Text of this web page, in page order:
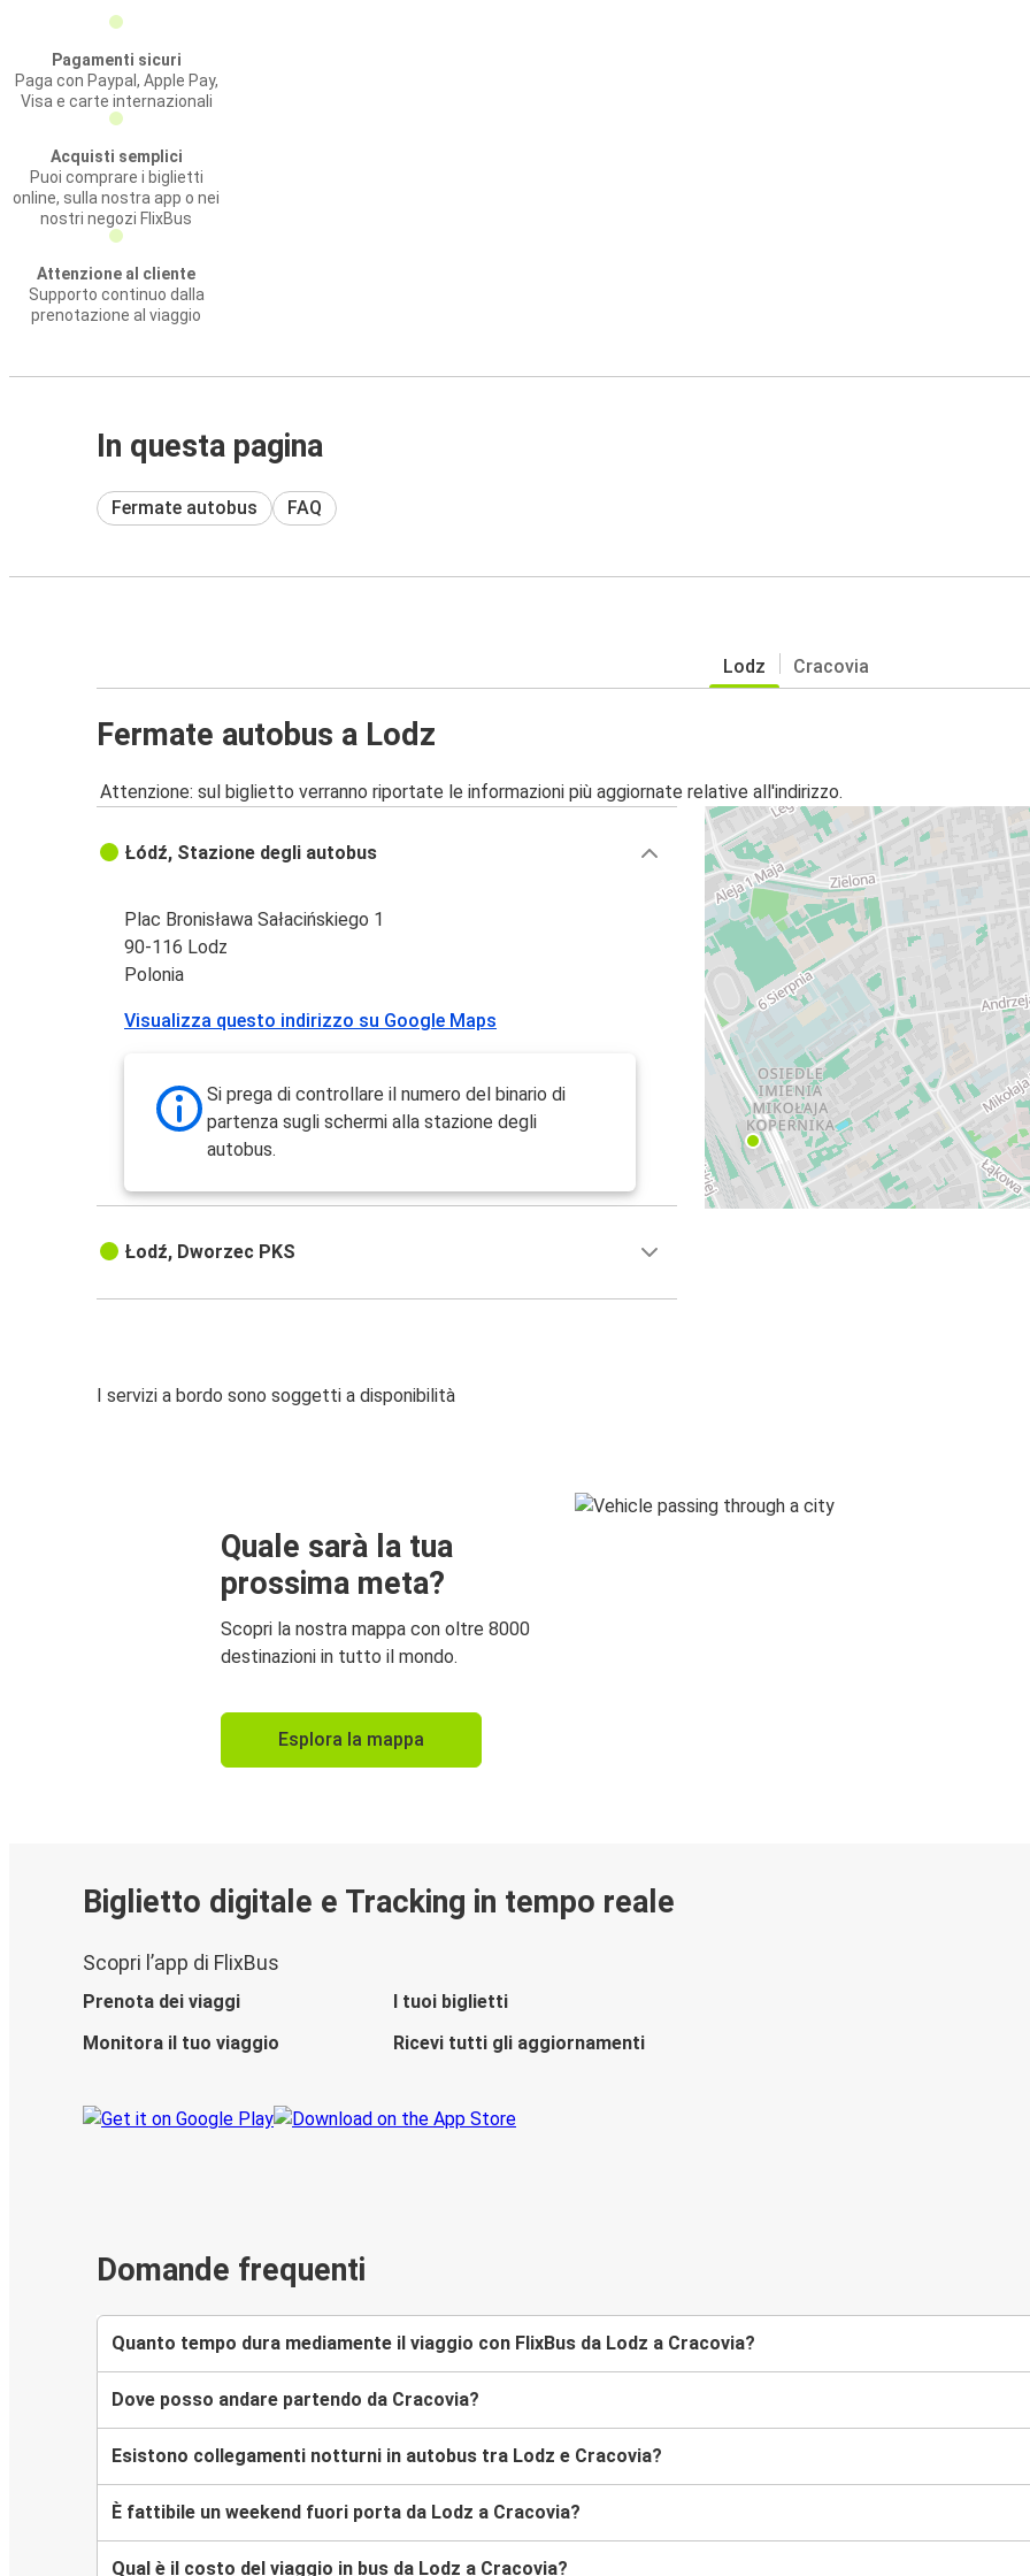
Pagamenti sicuri
Paga con Paypal, Apple Pay,
Visa e carte internazionali
Acquisti semplici
Puoi comprare i biglietti
online, sulla nostra app o nei
nostri negozi FlixBus
Attenzione al cliente
Supporto continuo dalla
prenotazione al viaggio
In questa pagina
Fermate autobus FAQ
Lodz Cracovia
Fermate autobus a Lodz
Attenzione: sul biglietto verranno riportate le informazioni più aggiornate relative all'indirizzo.
Łódź, Stazione degli autobus
Plac Bronisława Sałacińskiego 1
90-116 Lodz
Polonia
Visualizza questo indirizzo su Google Maps
Si prega di controllare il numero del binario di
partenza sugli schermi alla stazione degli
autobus.
Łodź, Dworzec PKS
I servizi a bordo sono soggetti a disponibilità
Quale sarà la tua
prossima meta?
Scopri la nostra mappa con oltre 8000
destinazioni in tutto il mondo.
Esplora la mappa
Biglietto digitale e Tracking in tempo reale
Scopri l’app di FlixBus
Prenota dei viaggi
I tuoi biglietti
Monitora il tuo viaggio
Ricevi tutti gli aggiornamenti
Domande frequenti
Quanto tempo dura mediamente il viaggio con FlixBus da Lodz a Cracovia?
Dove posso andare partendo da Cracovia?
Esistono collegamenti notturni in autobus tra Lodz e Cracovia?
È fattibile un weekend fuori porta da Lodz a Cracovia?
Qual è il costo del viaggio in bus da Lodz a Cracovia?